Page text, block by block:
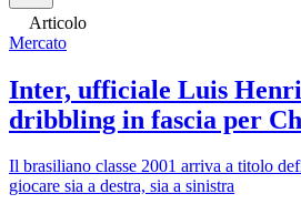
Articolo
Mercato
Inter, ufficiale Luis
dribbling in fascia per
Il brasiliano classe 2001 arriva a titolo
giocare sia a destra, sia a sinistra